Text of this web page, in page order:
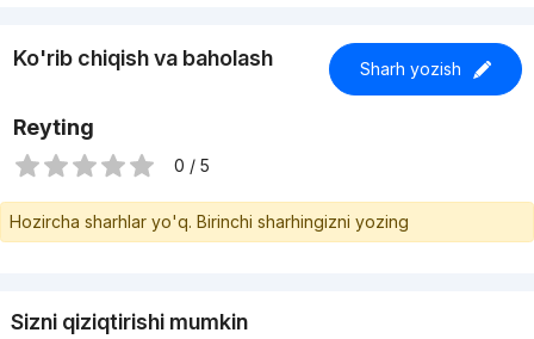
Ko'rib chiqish va baholash Sharh yozish
Reyting
0 / 5
Hozircha sharhlar yo'q. Birinchi sharhingizni yozing
Sizni qiziqtirishi mumkin